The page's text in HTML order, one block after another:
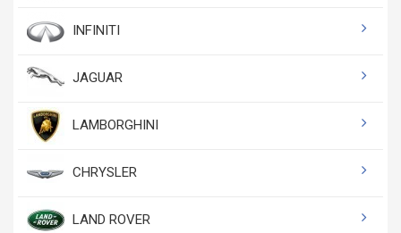
INFINITI
JAGUAR
LAMBORGHINI
CHRYSLER
LAND ROVER